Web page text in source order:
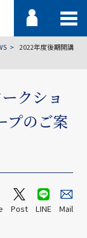
2022年度後期開講
クショ
プのご案
Post LINE Mail